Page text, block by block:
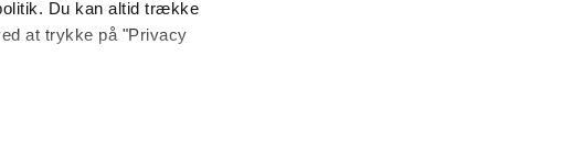
Du kan altid trække
at trykke på "Privacy
for få meter